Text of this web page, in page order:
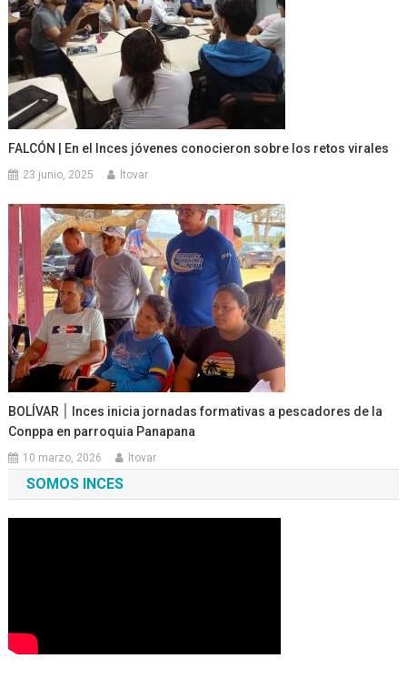
FALCÓN | En el Inces jóvenes conocieron sobre los retos virales
23 junio, 2025 ltovar
BOLÍVAR ׀ Inces inicia jornadas formativas a pescadores de la
Conppa en parroquia Panapana
10 marzo, 2026 ltovar
SOMOS INCES